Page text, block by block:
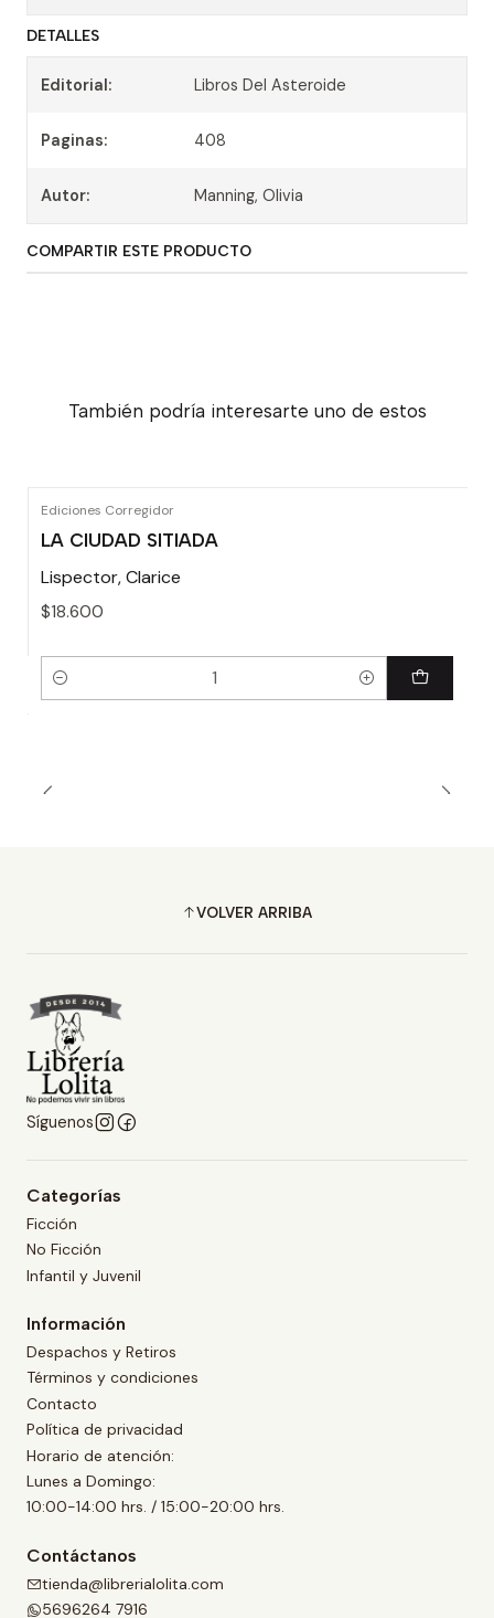
DETALLES
Editorial: Libros Del Asteroide
Paginas: 408
Autor: Manning, Olivia
COMPARTIR ESTE PRODUCTO
También podría interesarte uno de estos
Ediciones Corregidor
LA CIUDAD SITIADA
Lispector, Clarice
$18.600
Cantidad
VOLVER ARRIBA
Síguenos
Categorías
Ficción
No Ficción
Infantil y Juvenil
Información
Despachos y Retiros
Términos y condiciones
Contacto
Política de privacidad
Horario de atención:
Lunes a Domingo:
10:00-14:00 hrs. / 15:00-20:00 hrs.
Contáctanos
tienda@librerialolita.com
5696264 7916